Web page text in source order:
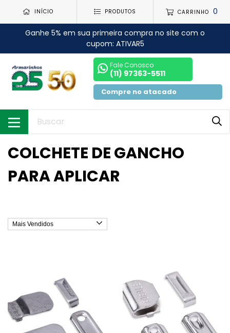
INÍCIO PRODUTOS CARRINHO 0
Ganhe 5% em sua primeira compra no site com o
cupom: ATIVAR5
Fale Conosco
(11) 97363-5511
Compre no atacado
COLCHETE DE GANCHO
PARA APLICAR